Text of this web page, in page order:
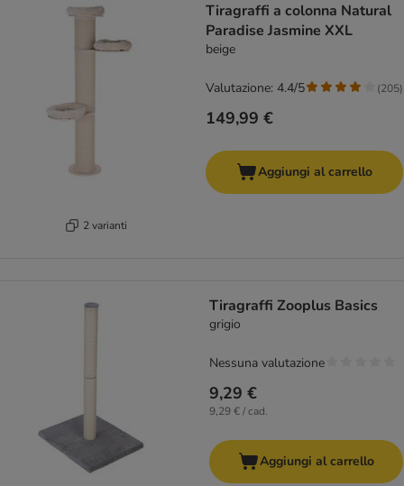
2 varianti
Tiragraffi a colonna Natural
Paradise Jasmine XXL
beige
149,99 €
Valutazione: 4.4/5 (205)
Aggiungi al carrello
Tiragraffi Zooplus Basics
grigio
9,29 €
9,29 € / cad.
Nessuna valutazione
Aggiungi al carrello